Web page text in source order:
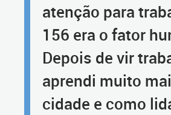
atenção para
156 era o fator
Depois de vir
aprendi muito
cidade e como